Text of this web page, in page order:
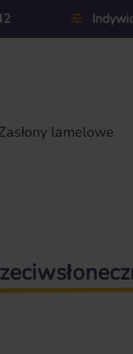
lamelowe